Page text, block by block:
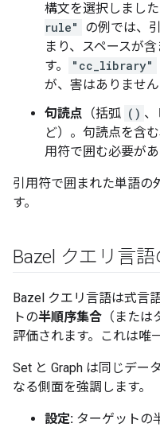
構文を選択しまし
rule"
の例では、
まり、スペースが
す。
"cc_library"
が、害はありません
句読点 （括弧 () 、
ど）。句読点を含
用符で囲む必要があ
引用符で囲まれた単語の
す。
Bazel クエリ言
Bazel クエリ言語は式言
トの半順序集合 （また
評価されます。これは唯
Set と Graph は同じデー
なる側面を強調します。
設定: ターゲットの